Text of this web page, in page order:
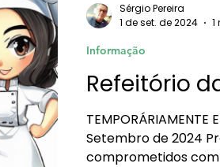
Refeitório
TEMPORÁRIAMENTE
Setembro de 2024
comprometidos
Informação
Sérgio Pereira
1 de set. de 2024
1